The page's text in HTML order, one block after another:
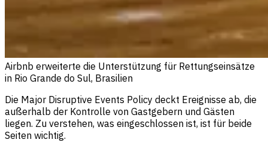
Airbnb erweiterte die Unterstützung für Rettungseinsätze
in Rio Grande do Sul, Brasilien
Die Major Disruptive Events Policy deckt Ereignisse ab, die
außerhalb der Kontrolle von Gastgebern und Gästen
liegen. Zu verstehen, was eingeschlossen ist, ist für beide
Seiten wichtig.